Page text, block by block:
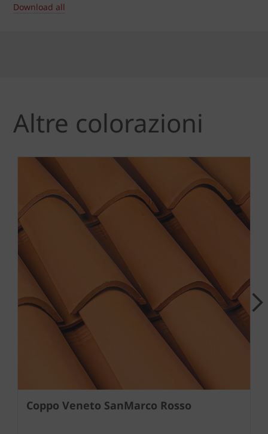
Download all
Altre colorazioni
Coppo Veneto SanMarco Rosso
Next